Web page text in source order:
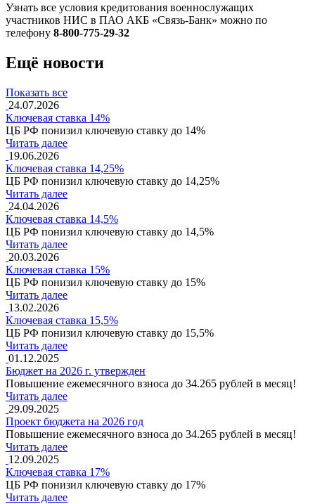
Узнать все условия кредитования военнослужащих
участников НИС в ПАО АКБ «Связь-Банк» можно по
телефону 8-800-775-29-32
Ещё новости
Показать все
24.07.2026
Ключевая ставка 14%
ЦБ РФ понизил ключевую ставку до 14%
Читать далее
19.06.2026
Ключевая ставка 14,25%
ЦБ РФ понизил ключевую ставку до 14,25%
Читать далее
24.04.2026
Ключевая ставка 14,5%
ЦБ РФ понизил ключевую ставку до 14,5%
Читать далее
20.03.2026
Ключевая ставка 15%
ЦБ РФ понизил ключевую ставку до 15%
Читать далее
13.02.2026
Ключевая ставка 15,5%
ЦБ РФ понизил ключевую ставку до 15,5%
Читать далее
01.12.2025
Бюджет на 2026 г. утвержден
Повышение ежемесячного взноса до 34.265 рублей в месяц!
Читать далее
29.09.2025
Проект бюджета на 2026 год
Повышение ежемесячного взноса до 34.265 рублей в месяц!
Читать далее
12.09.2025
Ключевая ставка 17%
ЦБ РФ понизил ключевую ставку до 17%
Читать далее